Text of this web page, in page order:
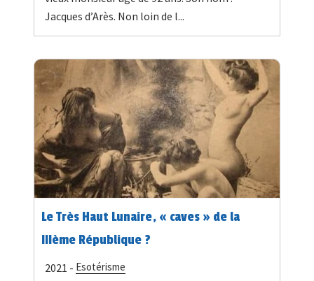
Jacques d’Arès. Non loin de l...
Le Très Haut Lunaire, « caves » de la
IIIème République ?
2021 - Esotérisme